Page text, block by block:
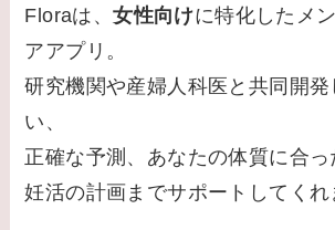
Floraは、女性向けに特化したメ
アアプリ。
研究機関や産婦人科医と共同開発
い、
正確な予測、あなたの体質に合っ
妊活の計画までサポートしてくれ